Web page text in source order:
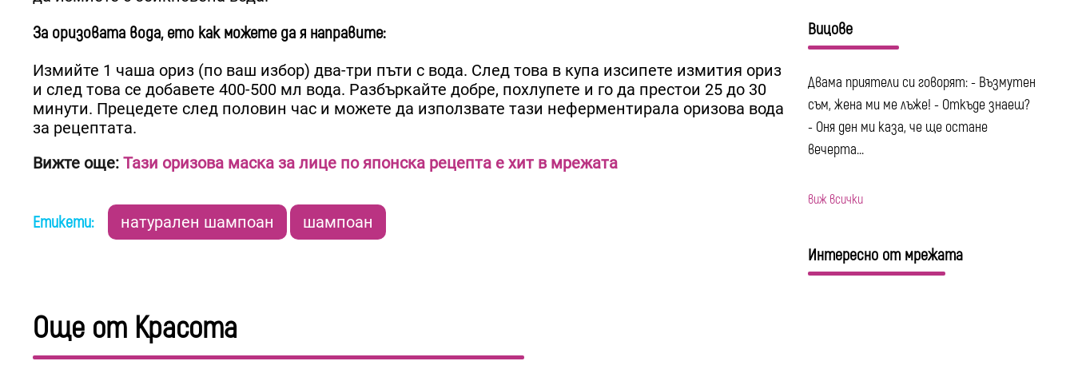
За оризовата вода, ето как можете да я направите:
Измийте 1 чаша ориз (по ваш избор) два-три пъти с вода. След това в купа изсипете измития ориз
и след това се добавете 400-500 мл вода. Разбъркайте добре, похлупете и го да престои 25 до 30
минути. Прецедете след половин час и можете да използвате тази неферментирала оризова вода
за рецептата.
Вижте още: Тази оризова маска за лице по японска рецепта е хит в мрежата
Етикети: натурален шампоан шампоан
Още от Красота
Вицове
Двама приятели си говорят: - Възмутен
съм, жена ми ме лъже! - Откъде знаеш?
- Оня ден ми каза, че ще остане
вечерта...
виж всички
Интересно от мрежата